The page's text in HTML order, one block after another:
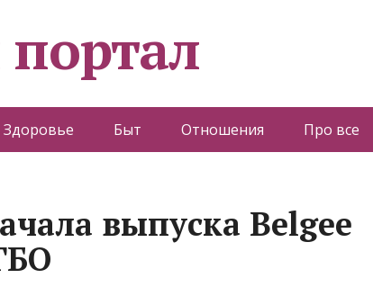
Здоровье Быт Отношения Про все
выпуска Belgee